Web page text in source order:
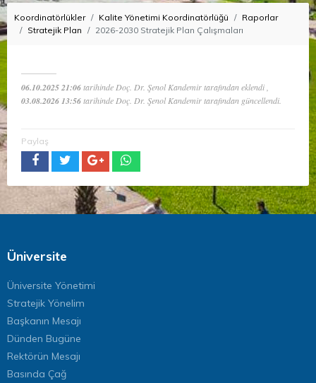
Koordinatörlükler Kalite Yönetimi Koordinatörlüğü
Raporlar
Stratejik Plan
2026-2030 Stratejik Plan Çalışmaları
06.10.2025 21:06tarihinde Doç. Dr. Şenol Kandemir tarafından eklendi ,
03.08.2026 13:56tarihinde Doç. Dr. Şenol Kandemir tarafından güncellendi.
Paylaş
Üniversite
Üniversite Yönetimi
Stratejik Yönelim
Başkanın Mesajı
Dünden Bugüne
Rektörün Mesajı
Basında Çağ